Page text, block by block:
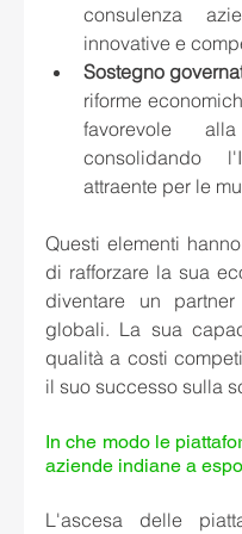
consulenza
innovative e
Sostegno
riforme
favorevole
consolidando
attraente per le
Questi elementi
di rafforzare la sua
diventare un
globali. La sua
qualità a costi
il suo successo sulla
In che modo le
aziende indiane a
L'ascesa delle